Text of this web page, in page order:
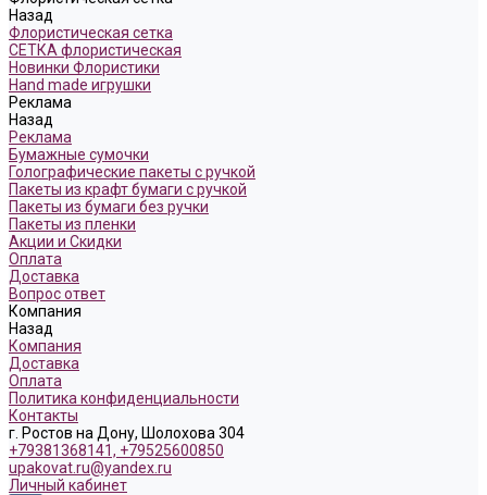
Назад
Флористическая сетка
СЕТКА флористическая
Новинки Флористики
Hand made игрушки
Реклама
Назад
Реклама
Бумажные сумочки
Голографические пакеты с ручкой
Пакеты из крафт бумаги с ручкой
Пакеты из бумаги без ручки
Пакеты из пленки
Акции и Скидки
Оплата
Доставка
Вопрос ответ
Компания
Назад
Компания
Доставка
Оплата
Политика конфиденциальности
Контакты
г. Ростов на Дону, Шолохова 304
+79381368141, +79525600850
upakovat.ru@yandex.ru
Личный кабинет